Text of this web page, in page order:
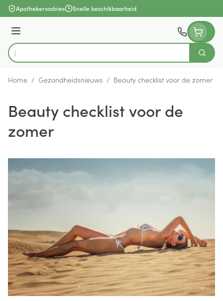
Ga naar de inhoud
Apothekersadvies Snelle beschikbaarheid
Menu
Product, merk, categorie...
Zoek
Home / Gezondheidsnieuws / Beauty checklist voor de zomer
Beauty checklist voor de
zomer